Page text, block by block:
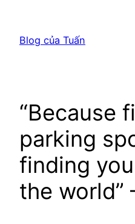
phầnBlog của Tuấn
“Because
parking
finding
the world”